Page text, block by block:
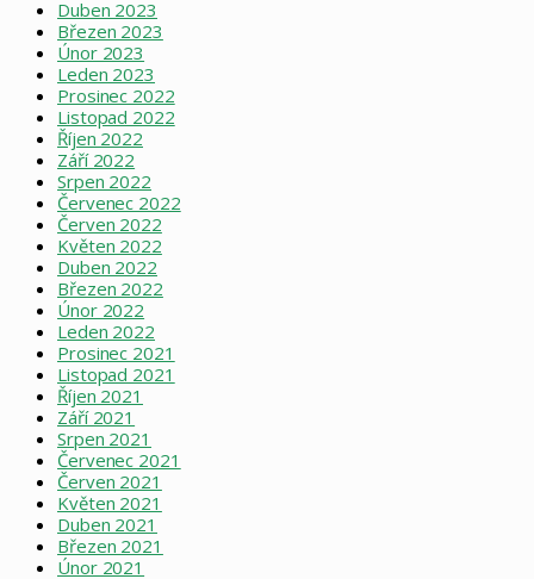
Duben 2023
Březen 2023
Únor 2023
Leden 2023
Prosinec 2022
Listopad 2022
Říjen 2022
Září 2022
Srpen 2022
Červenec 2022
Červen 2022
Květen 2022
Duben 2022
Březen 2022
Únor 2022
Leden 2022
Prosinec 2021
Listopad 2021
Říjen 2021
Září 2021
Srpen 2021
Červenec 2021
Červen 2021
Květen 2021
Duben 2021
Březen 2021
Únor 2021